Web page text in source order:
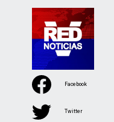
Facebook
Twitter